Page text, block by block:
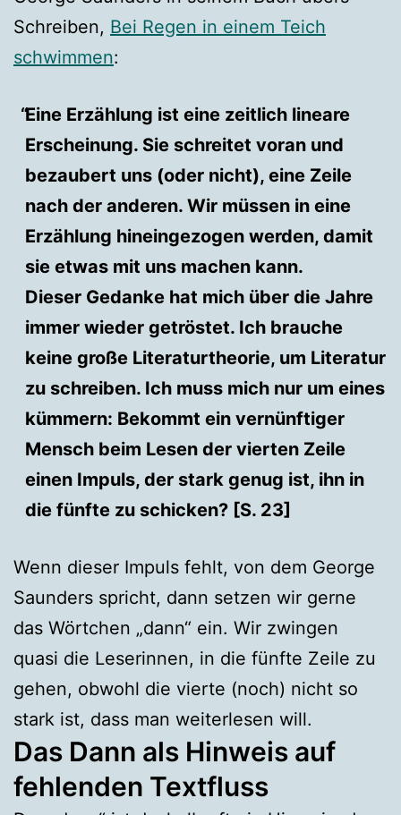
Schreiben, Bei Regen in einem Teich
schwimmen:
Eine Erzählung ist eine zeitlich lineare
Erscheinung. Sie schreitet voran und
bezaubert uns (oder nicht), eine Zeile
nach der anderen. Wir müssen in eine
Erzählung hineingezogen werden, damit
sie etwas mit uns machen kann.
Dieser Gedanke hat mich über die Jahre
immer wieder getröstet. Ich brauche
keine große Literaturtheorie, um Literatur
zu schreiben. Ich muss mich nur um eines
kümmern: Bekommt ein vernünftiger
Mensch beim Lesen der vierten Zeile
einen Impuls, der stark genug ist, ihn in
die fünfte zu schicken? [S. 23]
Wenn dieser Impuls fehlt, von dem George
Saunders spricht, dann setzen wir gerne
das Wörtchen „dann“ ein. Wir zwingen
quasi die Leserinnen, in die fünfte Zeile zu
gehen, obwohl die vierte (noch) nicht so
stark ist, dass man weiterlesen will.
Das Dann als Hinweis auf
fehlenden Textfluss